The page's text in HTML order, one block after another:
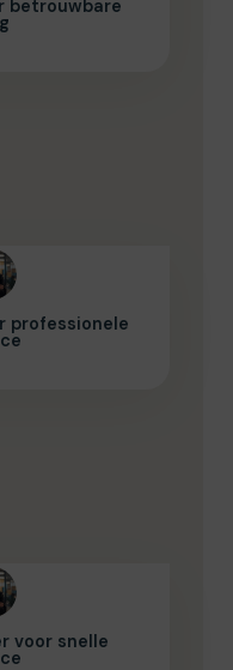
betrouwbare
professionele
voor snelle